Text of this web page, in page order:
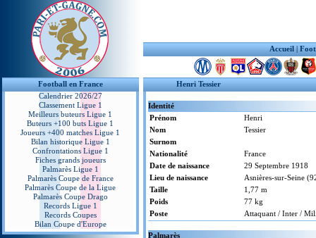
Accueil |
Football en France
Calendrier 2026/27
Classement Ligue 1
Meilleurs buteurs Ligue 1
Buteurs +100 buts Ligue 1
Joueurs +400 matches Ligue 1
Bilan historique Ligue 1
Confrontations Ligue 1
Fiches grands joueurs
Palmarès Ligue 1
Palmarès Coupe de France
Palmarès Coupe de la Ligue
Palmarès Coupe Drago
Records Ligue 1
Records Coupes
Bilan Coupe d'Europe
Henri Tessier
Identité
Prénom
Henri
Nom
Tessier
Surnom
Nationalité
France
Date de naissance
29 Septembre 1918
Lieu de naissance
Asnières-sur-Seine
Taille
1,77 m
Poids
77 kg
Poste
Attaquant / Inter /
Palmarès